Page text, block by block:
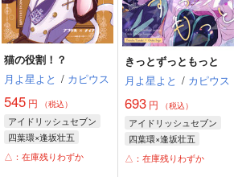
猫の役割！？
月よ星よと / カピウス
545 円 （税込）
アイドリッシュセブン
四葉環×逢坂壮五
逢坂壮五
四葉環
△：在庫残りわずか
きっとずっともっと
月よ星よと / カピウス
693円 （税込）
アイドリッシュセブン
四葉環×逢坂壮五
逢坂壮五
四葉環
△：在庫残りわずか